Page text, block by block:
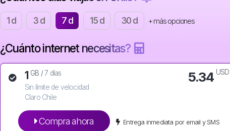
1 d 3 d 7 d 15 d 30 d + más opciones
¿Cuánto internet necesitas?
1 GB /7 días
Sin límite de velocidad
Claro Chile
5.34 USD
Compra ahora Entrega inmediata por email y SMS